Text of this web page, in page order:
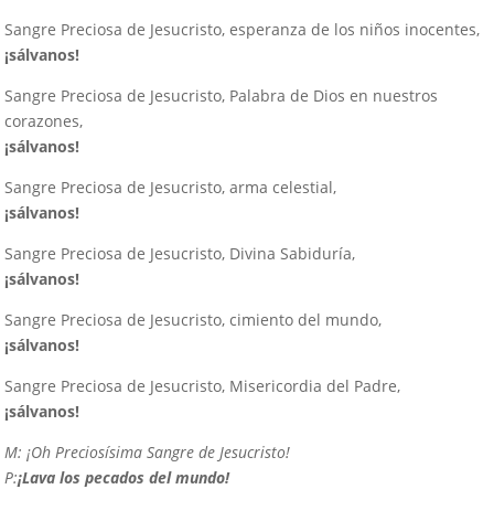
Sangre Preciosa de Jesucristo, esperanza de los niños inocentes,
¡sálvanos!
Sangre Preciosa de Jesucristo, Palabra de Dios en nuestros
corazones,
¡sálvanos!
Sangre Preciosa de Jesucristo, arma celestial,
¡sálvanos!
Sangre Preciosa de Jesucristo, Divina Sabiduría,
¡sálvanos!
Sangre Preciosa de Jesucristo, cimiento del mundo,
¡sálvanos!
Sangre Preciosa de Jesucristo, Misericordia del Padre,
¡sálvanos!
M: ¡Oh Preciosísima Sangre de Jesucristo!
P:¡Lava los pecados del mundo!